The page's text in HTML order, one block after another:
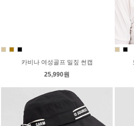
카비나 여성골프 밀짚 썬캡
25,990원